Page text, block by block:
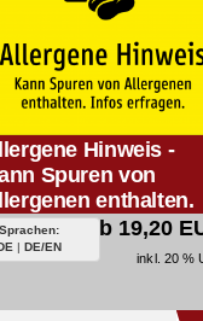
Hinweis -
Spuren von
enthalten.
erfragen.
Sprachen:
| DE/EN
ab 19,20
inkl. 20 %